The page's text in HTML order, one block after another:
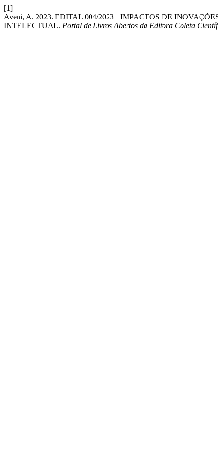
[1]
Aveni, A. 2023. EDITAL 004/2023 - IMPACTOS DE
INTELECTUAL. Portal de Livros Abertos da Editora Coleta